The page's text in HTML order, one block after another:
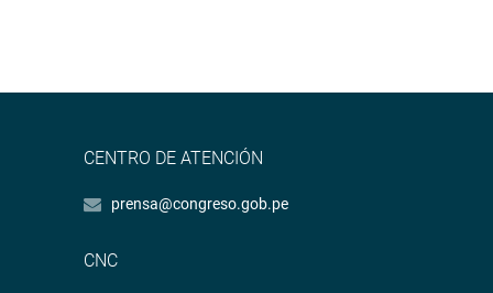
CENTRO DE ATENCIÓN
prensa@congreso.gob.pe
CNC